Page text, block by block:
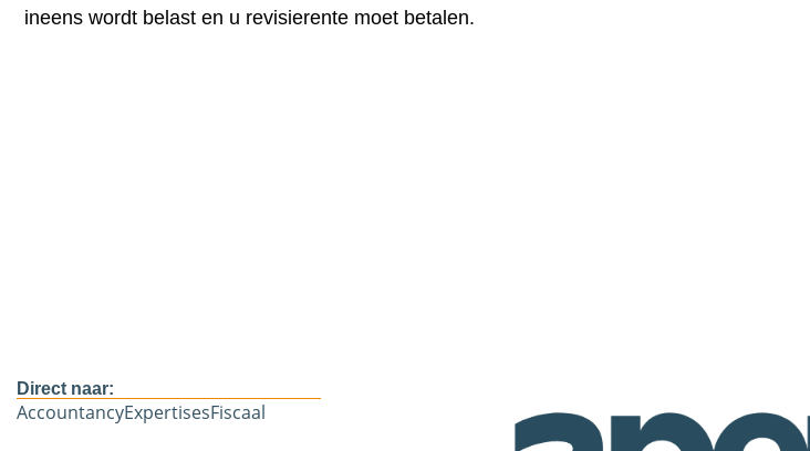
ineens wordt belast en u revisierente moet betalen.
Direct naar:
AccountancyExpertisesFiscaal